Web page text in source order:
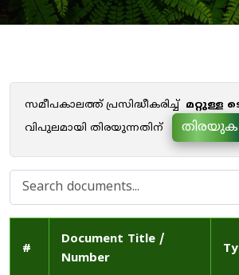
സമീപകാലത്ത് പ്രസിദ്ധീകരിച്ച് മറ്റുള്ള
വിപുലമായി തിരയുന്നതിന്
തിരയുക
#
Document Title /
Number